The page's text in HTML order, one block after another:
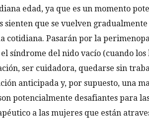
edad, ya que es un momento
sienten que se vuelven
cotidiana. Pasarán por la
síndrome del nido vacío (cuando los
ser cuidadora, quedarse sin
anticipada y, por supuesto, una
potencialmente desafiantes para
a las mujeres que están